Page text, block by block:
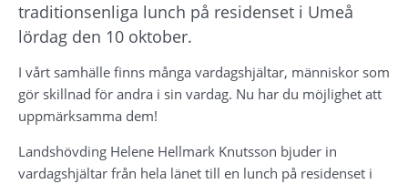
traditionsenliga lunch på residenset i Umeå
lördag den 10 oktober.
I vårt samhälle finns många vardagshjältar, människor som
gör skillnad för andra i sin vardag. Nu har du möjlighet att
uppmärksamma dem!
Landshövding Helene Hellmark Knutsson bjuder in
vardagshjältar från hela länet till en lunch på residenset i